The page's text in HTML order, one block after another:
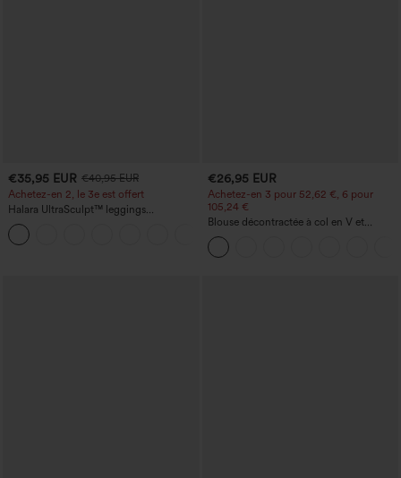
€35,95 EUR €40,95 EUR
Achetez-en 2, le 3e est offert
Halara UltraSculpt™ leggings
d'entraînement taille haute — fronces
liftantes pour le fessier, maintien gainant
du ventre et poche
€26,95 EUR
Achetez-en 3 pour 52,62 €, 6 pour
105,24 €
Blouse décontractée à col en V et
manches courtes bouffantes